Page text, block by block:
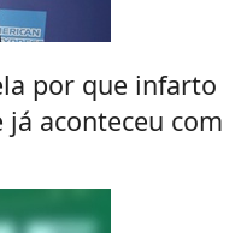
por que infarto
já aconteceu com